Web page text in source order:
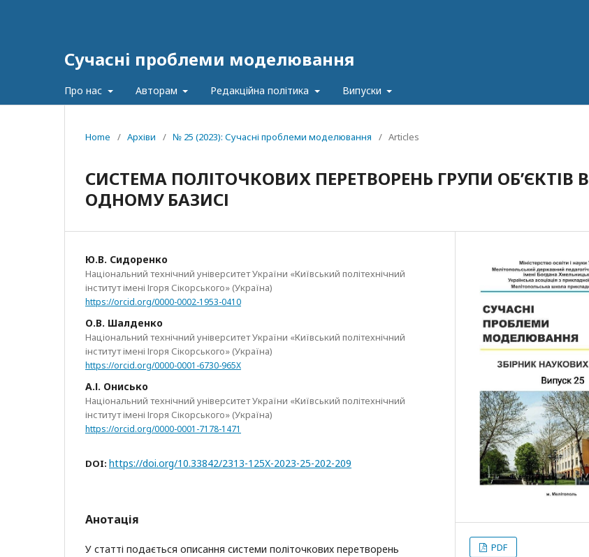
Сучасні проблеми моделювання
Про нас Авторам Редакційна політика Випуски
Home / Архіви / № 25 (2023): Сучасні проблеми моделювання / Articles
СИСТЕМА ПОЛІТОЧКОВИХ ПЕРЕТВОРЕНЬ ГРУПИ ОБ’ЄКТІВ В
ОДНОМУ БАЗИСІ
Ю.В. Сидоренко
Національний технічний університет України «Київський політехнічний
інститут імені Ігоря Сікорського» (Україна)
https://orcid.org/0000-0002-1953-0410
О.В. Шалденко
Національний технічний університет України «Київський політехнічний
інститут імені Ігоря Сікорського» (Україна)
https://orcid.org/0000-0001-6730-965X
А.І. Онисько
Національний технічний університет України «Київський політехнічний
інститут імені Ігоря Сікорського» (Україна)
https://orcid.org/0000-0001-7178-1471
DOI: https://doi.org/10.33842/2313-125X-2023-25-202-209
Анотація
У статті подається описання системи політочкових перетворень
PDF